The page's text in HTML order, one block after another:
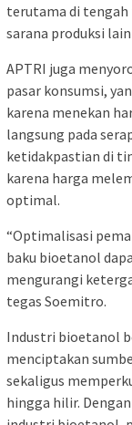
terutama di tengah
sarana produksi
APTRI juga
pasar konsumsi,
karena menekan
langsung pada
ketidakpastian di
karena harga
optimal.
“Optimalisasi
baku bioetanol
mengurangi
tegas Soemitro.
Industri bioetanol
menciptakan
sekaligus
hingga hilir.